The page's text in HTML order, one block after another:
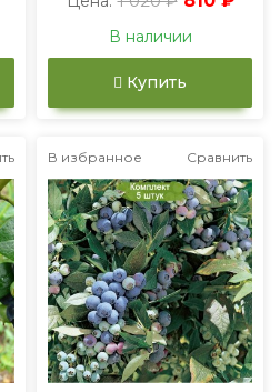
В наличии
Купить
В избранное Сравнить